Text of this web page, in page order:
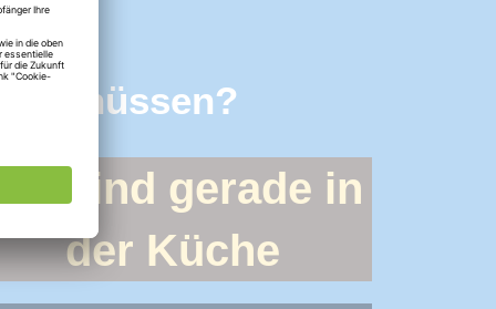
sind gerade in
der Küche